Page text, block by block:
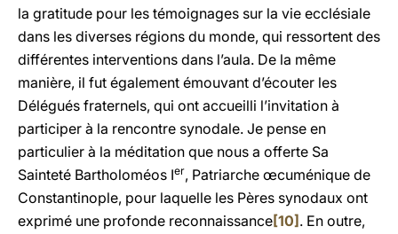
la gratitude pour les témoignages sur la vie ecclésiale
dans les diverses régions du monde, qui ressortent des
différentes interventions dans l’aula. De la même
manière, il fut également émouvant d’écouter les
Délégués fraternels, qui ont accueilli l’invitation à
participer à la rencontre synodale. Je pense en
particulier à la méditation que nous a offerte Sa
Sainteté Bartholoméos Ier, Patriarche œcuménique de
Constantinople, pour laquelle les Pères synodaux ont
exprimé une profonde reconnaissance[10] . En outre,